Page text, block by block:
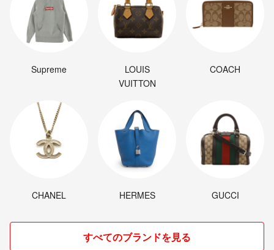
Supreme
LOUIS
VUITTON
COACH
CHANEL HERMES GUCCI
すべてのブランドを見る